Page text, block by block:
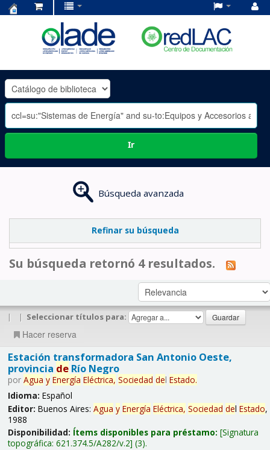
OLADE
-
Ir
Búsqueda avanzada
Refinar su búsqueda
Su búsqueda retornó 4 resultados.
| | Seleccionar títulos para:
Hacer reserva
Estación transformadora San Antonio Oeste,
provincia deRío Negro
por Agua y Energía Eléctrica, Sociedad del Estado.
Idioma: Español
Editor: Buenos Aires: Agua y Energía Eléctrica, Sociedad del Estado,
1988
Disponibilidad: Ítems disponibles para préstamo: Signatura
topográfica: 621.374.5/A282/v.2 (3).